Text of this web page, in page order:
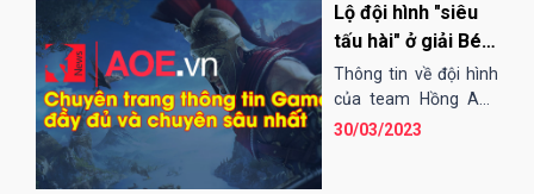
Lộ đội hình "siêu
tấu hài" ở giải Bé
Yêu Cup 2023
Thông tin về đội hình
của team Hồng Anh
đăng ký giải Bé Yêu
30/03/2023